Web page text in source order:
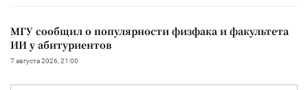
МГУ сообщил о популярности физфака и факультета
ИИ у абитуриентов
7 августа 2026, 21:00